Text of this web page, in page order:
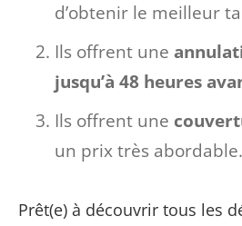
d’obtenir le meilleur
Ils offrent une
jusqu’à 48 heures
Ils offrent une
un prix très abordable.
Prêt(e) à découvrir tous les